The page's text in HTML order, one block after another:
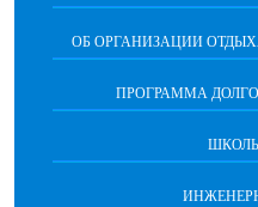
ОБ ОРГАНИЗАЦИИ
ПРОГРАММА